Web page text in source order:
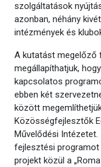
szolgáltatások
azonban, néhány
intézmények és
A kutatást megelőző
megállapíthatjuk,
kapcsolatos
ebben két
között
Közösségfejlesztők
Művelődési Intézetet.
fejlesztési programot
projekt közül a